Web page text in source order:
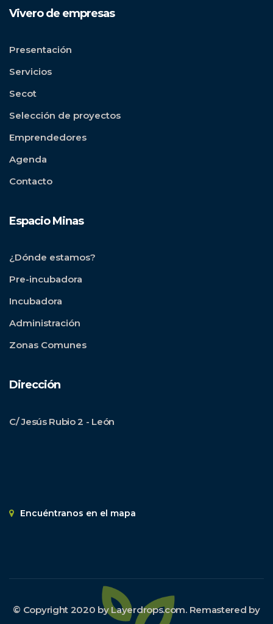
Vivero de empresas
Presentación
Servicios
Secot
Selección de proyectos
Emprendedores
Agenda
Contacto
Espacio Minas
¿Dónde estamos?
Pre-incubadora
Incubadora
Administración
Zonas Comunes
Dirección
C/ Jesús Rubio 2 - León
Encuéntranos en el mapa
© Copyright 2020 by Layerdrops.com. Remastered by